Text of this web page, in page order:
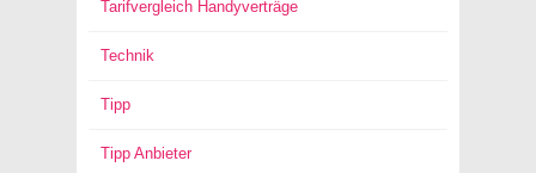
Tarifvergleich Handyverträge
Technik
Tipp
Tipp Anbieter